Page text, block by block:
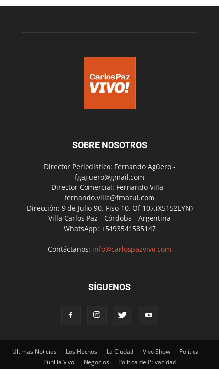
SOBRE NOSOTROS
Director Periodístico: Fernando Agüero -
fgaguero@gmail.com
Director Comercial: Fernando Villa -
fernando.villa@fmazul.com
Dirección: 9 de Julio 90. Piso 10. Of 107.(X5152EYN)
Villa Carlos Paz - Córdoba - Argentina
WhatsApp: +5493541585147
Contáctanos: info@carlospazvivo.com
SÍGUENOS
Ultimas Noticias Los Hechos La Ciudad Vivo Show
Política
Punilla Vivo
Negocios Política de Privacidad